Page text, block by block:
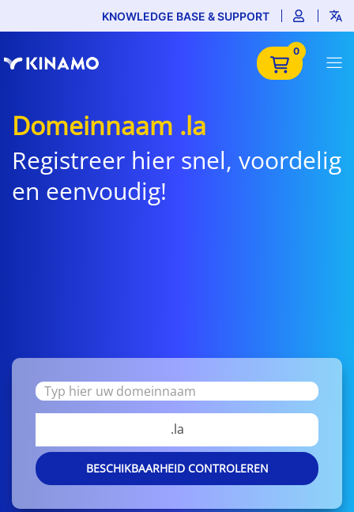
KNOWLEDGE BASE & SUPPORT
0
Domeinnaam .la
Registreer hier snel, voordelig
en eenvoudig!
.la
BESCHIKBAARHEID CONTROLEREN